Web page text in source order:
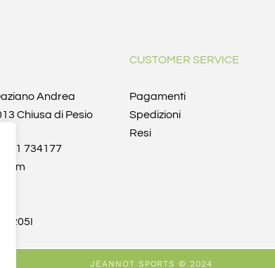
Andrea
Chiusa di Pesio
734177
CUSTOMER SERVICE
Pagamenti
Spedizioni
Resi
JEANNOT SPORTS © 2024